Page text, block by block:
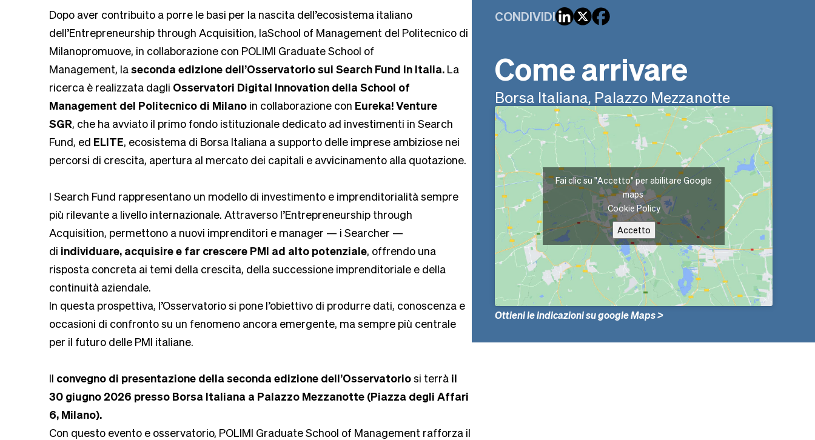
Dopo aver contribuito a porre le basi per la nascita dell’ecosistema italiano
dell’Entrepreneurship through Acquisition, laSchool of Management del Politecnico di
Milanopromuove, in collaborazione con POLIMI Graduate School of
Management, laseconda edizione dell’Osservatorio sui Search Fund in Italia. La
ricerca è realizzata dagli Osservatori Digital Innovation della School of
Management del Politecnico di Milano in collaborazione con Eureka! Venture
SGR, che ha avviato il primo fondo istituzionale dedicato ad investimenti in Search
Fund, ed ELITE, ecosistema di Borsa Italiana a supporto delle imprese ambiziose nei
percorsi di crescita, apertura al mercato dei capitali e avvicinamento alla quotazione.
I Search Fund rappresentano un modello di investimento e imprenditorialità sempre
più rilevante a livello internazionale. Attraverso l’Entrepreneurship through
Acquisition, permettono a nuovi imprenditori e manager — i Searcher —
di individuare, acquisire e far crescere PMI ad alto potenziale, offrendo una
risposta concreta ai temi della crescita, della successione imprenditoriale e della
continuità aziendale.
In questa prospettiva, l’Osservatorio si pone l’obiettivo di produrre dati, conoscenza e
occasioni di confronto su un fenomeno ancora emergente, ma sempre più centrale
per il futuro delle PMI italiane.
Il convegno di presentazione della seconda edizione dell’Osservatoriosi terrà il
30 giugno 2026 presso Borsa Italiana a Palazzo Mezzanotte (Piazza degli Affari
6, Milano).
Con questo evento e osservatorio, POLIMI Graduate School of Management rafforza il
CONDIVIDI
Come arrivare
Borsa Italiana, Palazzo Mezzanotte
Fai clic su "Accetto" per abilitare Google
maps
Cookie Policy
Accetto
Ottieni le indicazioni su google Maps >